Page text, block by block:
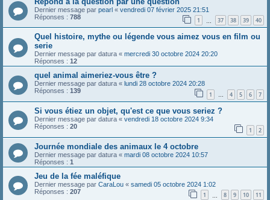
Dernier message par pearl « vendredi 07 février 2025 21:51
Réponses : 788 1 37 38 39 40
Quel histoire, mythe ou légende vous aimez vous en film ou
serie
Dernier message par datura « mercredi 30 octobre 2024 20:20
Réponses : 12
quel animal aimeriez-vous être ?
Dernier message par datura « lundi 28 octobre 2024 20:28
Réponses : 139 1 … 4 5 6 7
Si vous étiez un objet, qu'est ce que vous seriez ?
Dernier message par datura « vendredi 18 octobre 2024 9:34
Réponses : 20 1 2
Journée mondiale des animaux le 4 octobre
Dernier message par datura « mardi 08 octobre 2024 10:57
Réponses : 1
Jeu de la fée maléfique
Dernier message par CaraLou « samedi 05 octobre 2024 1:02
Réponses : 207 1 8 9 10 11